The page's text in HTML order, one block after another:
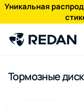
Уникальная
Тормозные